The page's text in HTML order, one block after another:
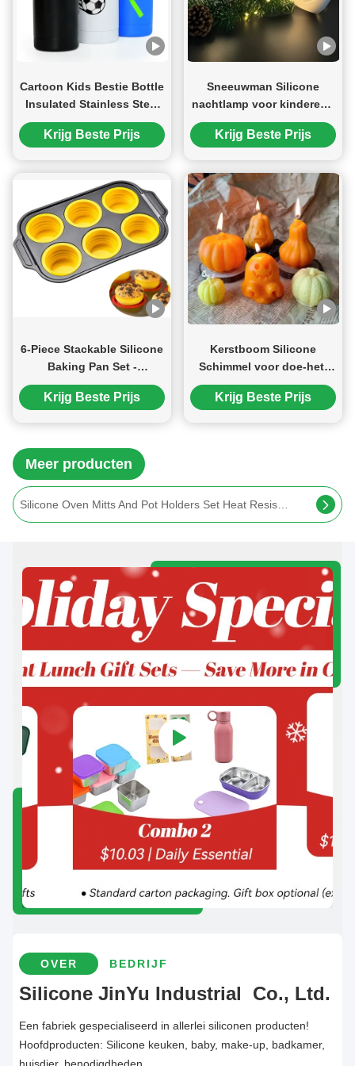
Cartoon Kids Bestie Bottle
Insulated Stainless Steel
Water Bottle With
Detachable Soft Head Fun
Krijg Beste Prijs
Sneeuwman Silicone
nachtlamp voor kinderen -
Touch Control, oplaadbare
LED
Krijg Beste Prijs
6-Piece Stackable Silicone
Baking Pan Set -
Temperature Resistant
(-40°F to 446°F) Non-Stick
Krijg Beste Prijs
Kerstboom Silicone
Schimmel voor doe-het-
zelf kaarsen Zeep Hars
Craft
Krijg Beste Prijs
Meer producten
Silicone Oven Mitts Paar BBQ Handschoenen Warmtebestendige Silicone Grillhandschoenen Silicone Keukenapparatuur Bakhandschoenen
OVER BEDRIJF
Silicone JinYu Industrial Co., Ltd.
Een fabriek gespecialiseerd in allerlei siliconen producten!
Hoofdproducten: Silicone keuken, baby, make-up, badkamer,